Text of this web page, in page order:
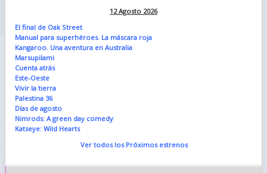
12 Agosto 2026
El final de Oak Street
Manual para superhéroes. La máscara roja
Kangaroo. Una aventura en Australia
Marsupilami
Cuenta atrás
Este-Oeste
Vivir la tierra
Palestina 36
Días de agosto
Nimrods: A green day comedy
Katseye: Wild Hearts
Ver todos los Próximos estrenos